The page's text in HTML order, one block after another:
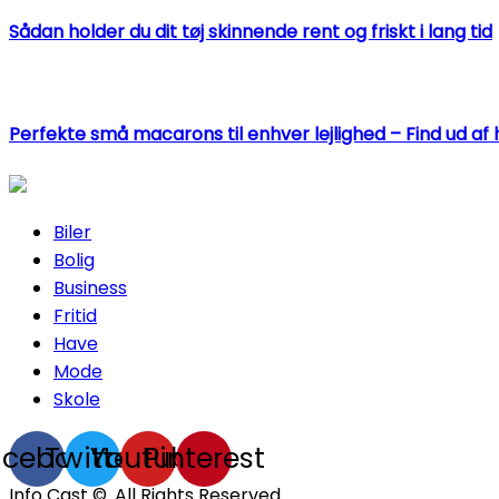
Sådan holder du dit tøj skinnende rent og friskt i lang tid
Perfekte små macarons til enhver lejlighed – Find ud af
Biler
Bolig
Business
Fritid
Have
Mode
Skole
TwitterYoutube
Pinterest